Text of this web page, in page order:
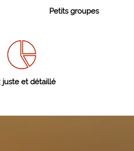
Petits groupes
juste et détaillé